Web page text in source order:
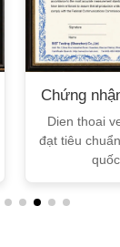
Chứng
tế
Dien thoai
đạt tiêu